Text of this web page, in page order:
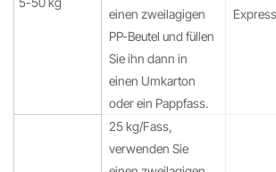
einen zweilagigen
PP-Beutel und füllen
Sie ihn dann in
einen Umkarton
oder ein Pappfass.
Express
25 kg/Fass,
verwenden Sie